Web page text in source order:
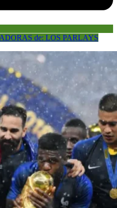
de: LOS PARLAYS